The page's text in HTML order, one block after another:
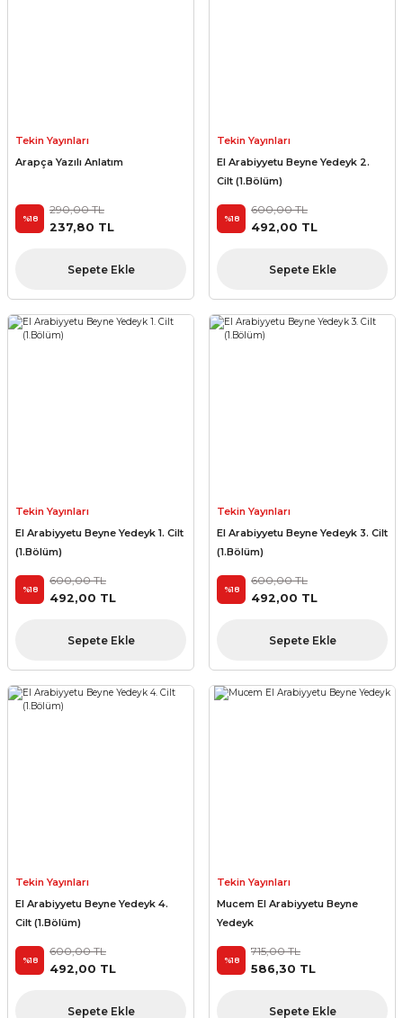
Tekin Yayınları
Arapça Yazılı Anlatım
%18
290,00 TL
237,80 TL
Sepete Ekle
Tekin Yayınları
El Arabiyyetu Beyne Yedeyk 2.
Cilt (1.Bölüm)
%18
600,00 TL
492,00 TL
Sepete Ekle
Tekin Yayınları
El Arabiyyetu Beyne Yedeyk 1. Cilt
(1.Bölüm)
%18
600,00 TL
492,00 TL
Sepete Ekle
Tekin Yayınları
El Arabiyyetu Beyne Yedeyk 3. Cilt
(1.Bölüm)
%18
600,00 TL
492,00 TL
Sepete Ekle
Tekin Yayınları
El Arabiyyetu Beyne Yedeyk 4.
Cilt (1.Bölüm)
%18
600,00 TL
492,00 TL
Sepete Ekle
Tekin Yayınları
Mucem El Arabiyyetu Beyne
Yedeyk
%18
715,00 TL
586,30 TL
Sepete Ekle